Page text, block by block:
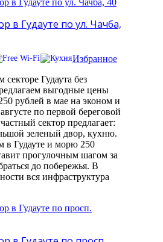
в Гудауте по ул. Чачба,
Избранное
Гудаута без
выгодные цены
рублей в мае на эконом и
по первой береговой
сектор предлагает:
зеленый двор, кухню.
в Гудауте и морю 250
прогулочным шагом за
до побережья. В
вся инфраструктура